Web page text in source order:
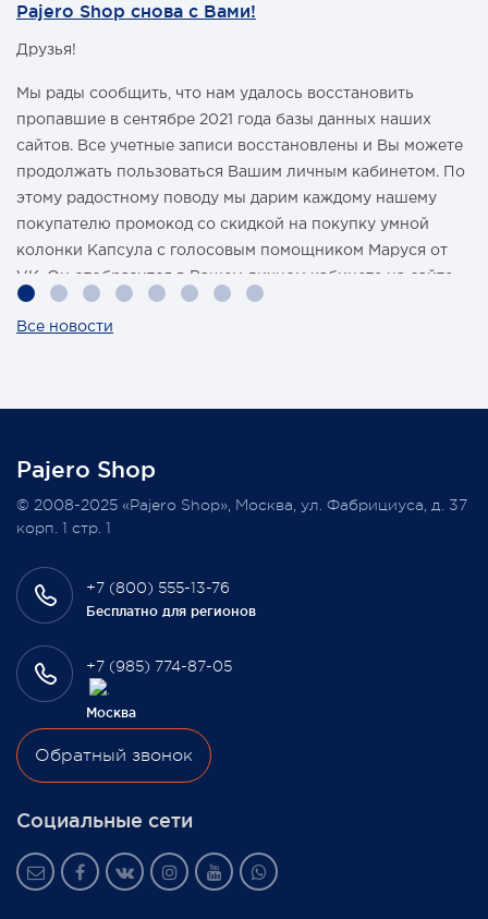
Pajero Shop снова с Вами!
Друзья!
Мы рады сообщить, что нам удалось восстановить
пропавшие в сентябре 2021 года базы данных наших
сайтов. Все учетные записи восстановлены и Вы можете
продолжать пользоваться Вашим личным кабинетом. По
этому радостному поводу мы дарим каждому нашему
покупателю промокод со скидкой на покупку умной
колонки Капсула с голосовым помощником Маруся от
VK. Он отобразится в Вашем личном кабинете на сайте
магазина Pajero Shop 14 февраля.
Всегда Ваш, Pajero Shop
3 февраля 2022
Все новости
Pajero Shop
+7 (800) 555-13-76
Бесплатно для регионов
+7 (985) 774-87-05
Москва
Обратный звонок
Социальные сети
© 2008-2025 «Pajero Shop», Москва, ул. Фабрициуса, д. 37
корп. 1 стр. 1